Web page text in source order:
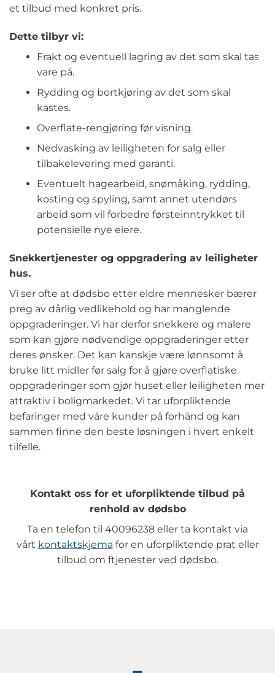
et tilbud med konkret pris.
Dette tilbyr vi:
Frakt og eventuell lagring av det som skal tas
vare på.
Rydding og bortkjøring av det som skal
kastes.
Overflate-rengjøring før visning.
Nedvasking av leiligheten for salg eller
tilbakelevering med garanti.
Eventuelt hagearbeid, snømåking, rydding,
kosting og spyling, samt annet utendørs
arbeid som vil forbedre førsteinntrykket til
potensielle nye eiere.
Snekkertjenester og oppgradering av leiligheter
hus.
Vi ser ofte at dødsbo etter eldre mennesker bærer
preg av dårlig vedlikehold og har manglende
oppgraderinger. Vi har derfor snekkere og malere
som kan gjøre nødvendige oppgraderinger etter
deres ønsker. Det kan kanskje være lønnsomt å
bruke litt midler før salg for å gjøre overflatiske
oppgraderinger som gjør huset eller leiligheten mer
attraktiv i boligmarkedet. Vi tar uforpliktende
befaringer med våre kunder på forhånd og kan
sammen finne den beste løsningen i hvert enkelt
tilfelle.
Kontakt oss for et uforpliktende tilbud på
renhold av dødsbo
Ta en telefon til 40096238 eller ta kontakt via
vårt kontaktskjema for en uforpliktende prat eller
tilbud om ftjenester ved dødsbo.